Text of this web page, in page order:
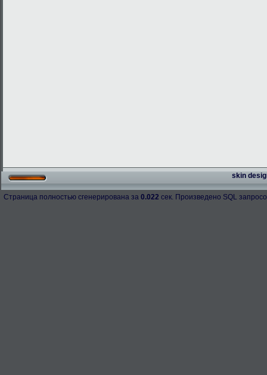
skin
Страница полностью сгенерирована за 0.022 сек. Произведено SQL